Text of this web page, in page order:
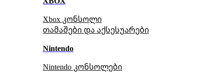
Xbox კონსოლი
თამაშები და აქსესუარები
Nintendo
Nintendo კონსოლები